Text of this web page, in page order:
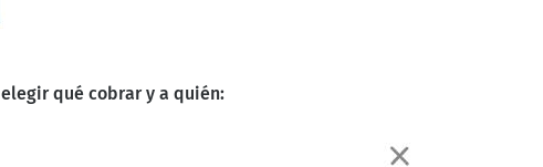
elegir qué cobrar y a quién: